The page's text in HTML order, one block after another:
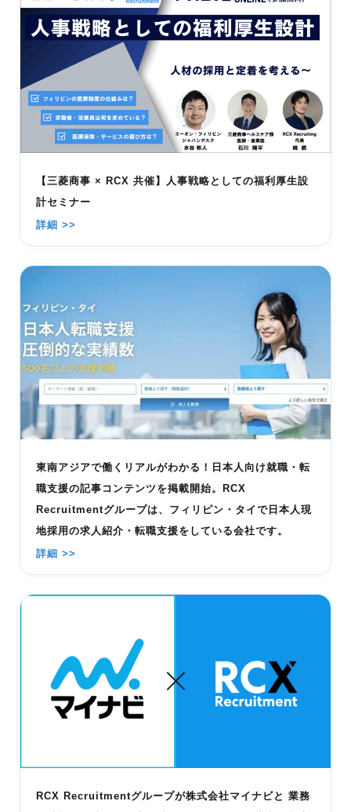
【三菱商事 × RCX 共催】人事戦略としての福利厚生設
計セミナー
詳細 >>
東南アジアで働くリアルがわかる！日本人向け就職・転
職支援の記事コンテンツを掲載開始。RCX
Recruitmentグループは、フィリピン・タイで日本人現
地採用の求人紹介・転職支援をしている会社です。
詳細 >>
RCX Recruitmentグループが株式会社マイナビと 業務